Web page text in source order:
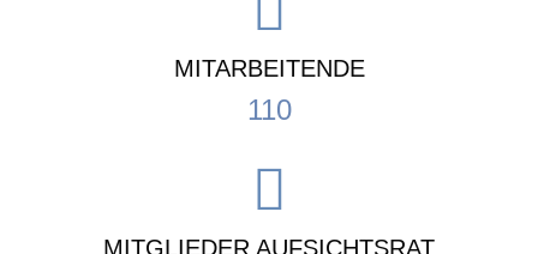
MITARBEITENDE
110
MITGLIEDER AUFSICHTSRAT